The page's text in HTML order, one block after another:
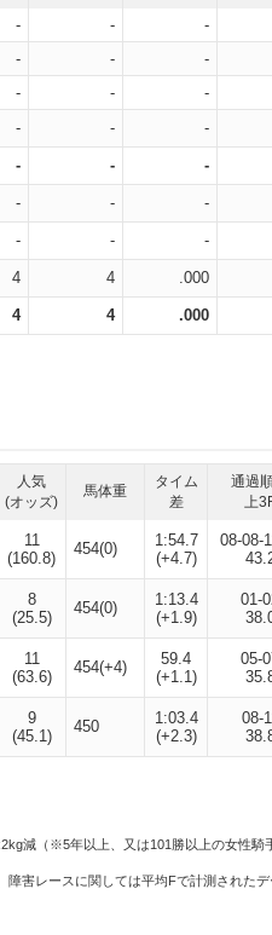
- - -
- - -
- - -
- - -
- - -
- - -
- - -
4 4 .000
4 4 .000
人気
(オッズ)
馬体重
タイム
差
通過
上
11
(160.8)
454(0)
1:54.7
(+4.7)
08-08-
8
(25.5)
454(0)
1:13.4
(+1.9)
01-
11
(63.6)
454(+4)
59.4
(+1.1)
05-
9
(45.1)
450
1:03.4
(+2.3)
08-
:2kg減（※5年以上、又は101勝以上の女性騎
害レースに関しては平均Fで計測された